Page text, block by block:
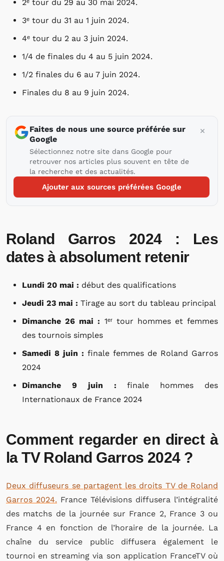
2ᵉ tour du 29 au 30 mai 2024.
3ᵉ tour du 31 au 1 juin 2024.
4ᵉ tour du 2 au 3 juin 2024.
1/4 de finales du 4 au 5 juin 2024.
1/2 finales du 6 au 7 juin 2024.
Finales du 8 au 9 juin 2024.
Faites de nous une source préférée sur
Google
Sélectionnez notre site dans Google pour
retrouver nos articles plus souvent en tête de
la recherche et des actualités.
Ajouter aux sources préférées Google
Roland Garros 2024 : Les
dates à absolument retenir
Lundi 20 mai : début des qualifications
Jeudi 23 mai : Tirage au sort du tableau principal
Dimanche 26 mai : 1ᵉʳ tour hommes et femmes
des tournois simples
Samedi 8 juin : finale femmes de Roland Garros
2024
Dimanche 9 juin : finale hommes des
Internationaux de France 2024
Comment regarder en direct à
la TV Roland Garros 2024 ?
Deux diffuseurs se partagent les droits TV de Roland
Garros 2024. France Télévisions diffusera l’intégralité
des matchs de la journée sur France 2, France 3 ou
France 4 en fonction de l’horaire de la journée. La
chaîne du service public diffusera également le
tournoi en streaming via son application FranceTV où